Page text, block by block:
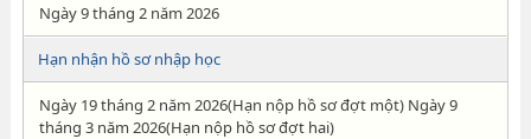
Ngày 9 tháng 2 năm 2026
Hạn nhận hồ sơ nhập học
Ngày 19 tháng 2 năm 2026(Hạn nộp hồ sơ đợt một) Ngày 9
tháng 3 năm 2026(Hạn nộp hồ sơ đợt hai)